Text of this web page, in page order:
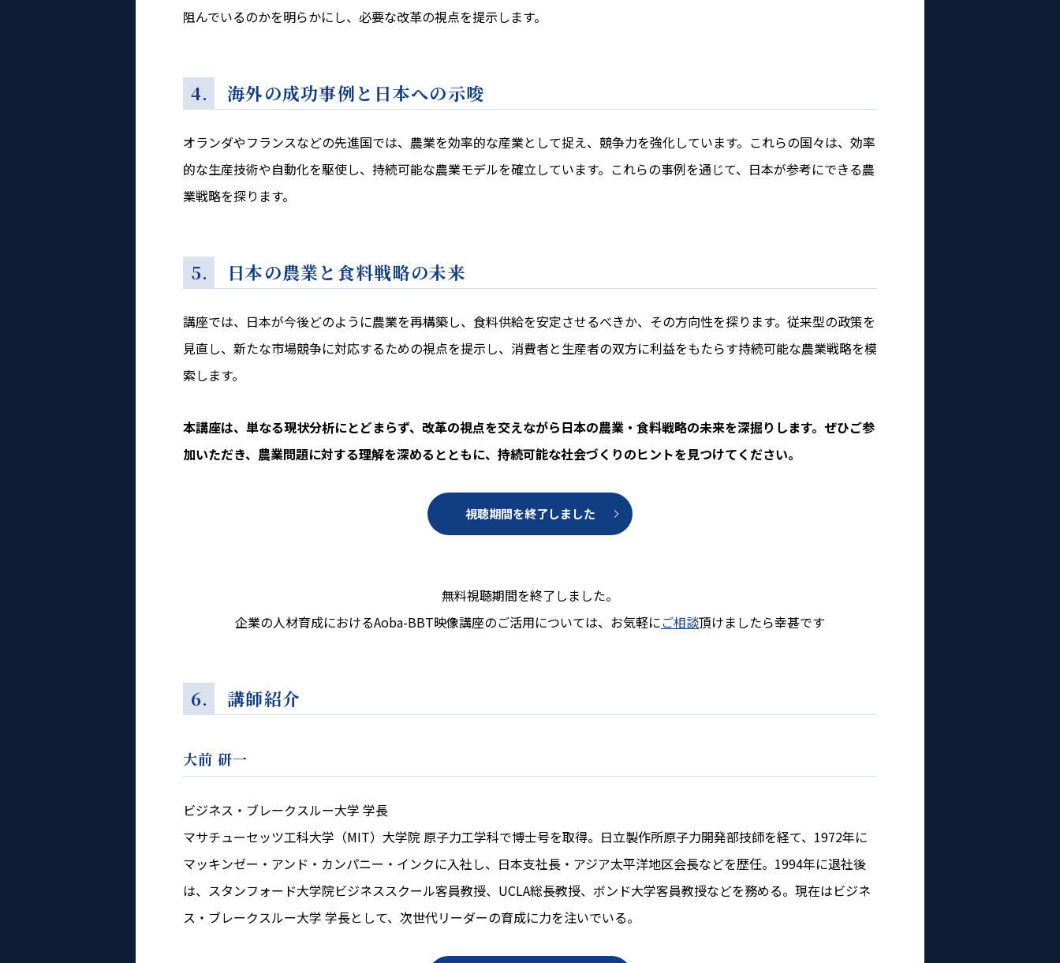
阻んでいるのかを明らかにし、必要な改革の視点を提示します。
4. 海外の成功事例と日本への示唆
オランダやフランスなどの先進国では、農業を効率的な産業として捉え、競争力を強化しています。これらの国々は、効率
的な生産技術や自動化を駆使し、持続可能な農業モデルを確立しています。これらの事例を通じて、日本が参考にできる農
業戦略を探ります。
5. 日本の農業と食料戦略の未来
講座では、日本が今後どのように農業を再構築し、食料供給を安定させるべきか、その方向性を探ります。従来型の政策を
見直し、新たな市場競争に対応するための視点を提示し、消費者と生産者の双方に利益をもたらす持続可能な農業戦略を模
索します。
本講座は、単なる現状分析にとどまらず、改革の視点を交えながら日本の農業・食料戦略の未来を深掘りします。ぜひご参
加いただき、農業問題に対する理解を深めるとともに、持続可能な社会づくりのヒントを見つけてください。
視聴期間を終了しました
無料視聴期間を終了しました。
企業の人材育成におけるAoba-BBT映像講座のご活用については、お気軽にご相談頂けましたら幸甚です
6. 講師紹介
大前 研一
ビジネス・ブレークスルー大学 学長
マサチューセッツ工科大学（MIT）大学院 原子力工学科で博士号を取得。日立製作所原子力開発部技師を経て、1972年に
マッキンゼー・アンド・カンパニー・インクに入社し、日本支社長・アジア太平洋地区会長などを歴任。1994年に退社後
は、スタンフォード大学院ビジネススクール客員教授、UCLA総長教授、ボンド大学客員教授などを務める。現在はビジネ
ス・ブレークスルー大学 学長として、次世代リーダーの育成に力を注いでいる。